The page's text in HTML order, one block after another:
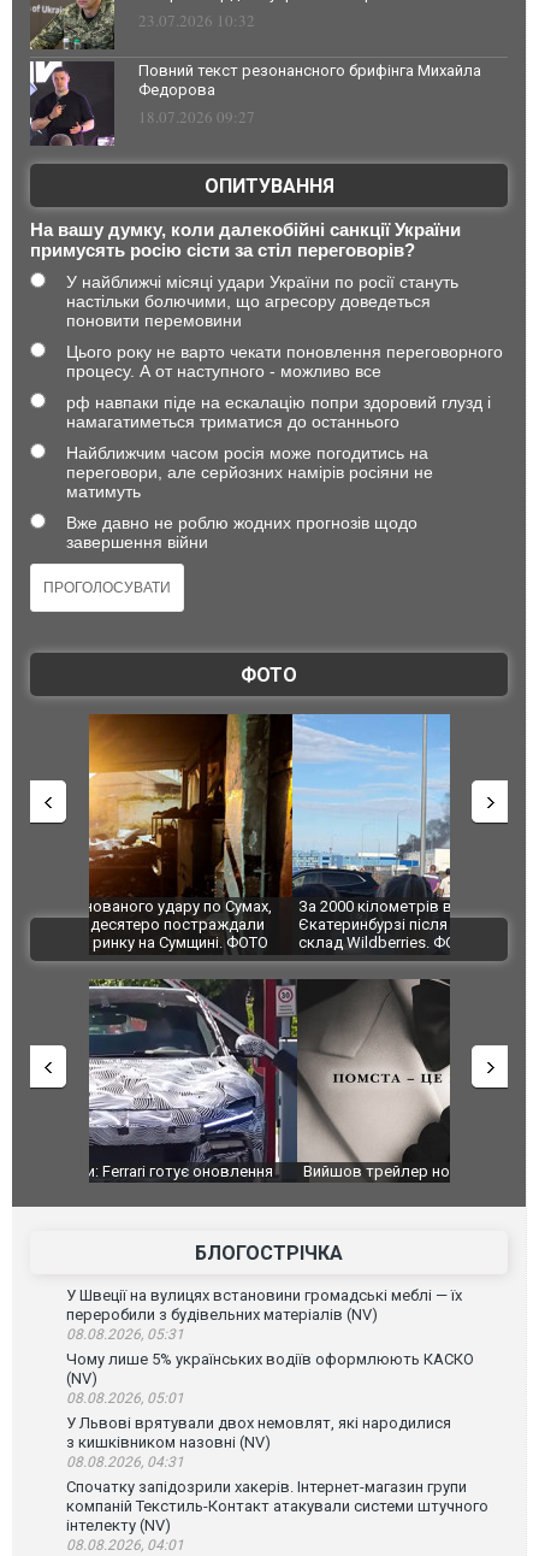
23.07.2026 10:32
Повний текст резонансного брифінга Михайла
Федорова
18.07.2026 09:27
ОПИТУВАННЯ
На вашу думку, коли далекобійні санкції України
примусять росію сісти за стіл переговорів?
У найближчі місяці удари України по росії стануть
настільки болючими, що агресору доведеться
поновити перемовини
Цього року не варто чекати поновлення переговорного
процесу. А от наступного - можливо все
рф навпаки піде на ескалацію попри здоровий глузд і
намагатиметься триматися до останнього
Найближчим часом росія може погодитись на
переговори, але серйозних намірів росіяни не
матимуть
Вже давно не роблю жодних прогнозів щодо
завершення війни
ФОТО
За 2000 кілометрів від кордону з Україною: в
Єкатеринбурзі після атаки дронів загорівся
склад Wildberries. ФОТО. ВІДЕО
"Мої
ВІДЕО
Вийшов трейлер нової екранізації легендарного
БЛОГОСТРІЧКА
У Швеції на вулицях встановини громадські меблі — їх
переробили з будівельних матеріалів (NV)
08.08.2026, 05:31
Чому лише 5% українських водіїв оформлюють КАСКО
(NV)
08.08.2026, 05:01
У Львові врятували двох немовлят, які народилися
з кишківником назовні (NV)
08.08.2026, 04:31
Спочатку запідозрили хакерів. Інтернет-магазин групи
компаній Текстиль-Контакт атакували системи штучного
інтелекту (NV)
08.08.2026, 04:01